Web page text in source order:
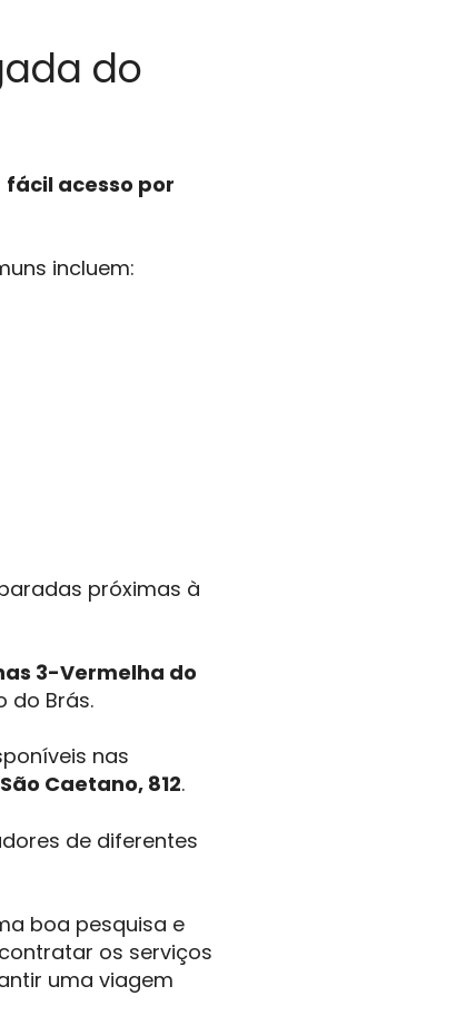
do
fácil acesso por
incluem:
próximas à
3-Vermelha do
do Brás.
nas
Caetano, 812.
de diferentes
boa pesquisa e
os serviços
uma viagem